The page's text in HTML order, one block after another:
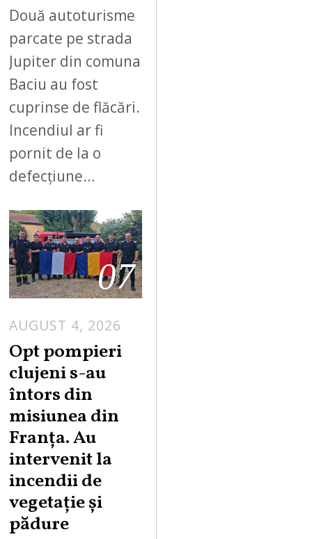
Două autoturisme
parcate pe strada
Jupiter din comuna
Baciu au fost
cuprinse de flăcări.
Incendiul ar fi
pornit de la o
defecțiune…
07
AUGUST 4, 2026
Opt pompieri
clujeni s-au
întors din
misiunea din
Franța. Au
intervenit la
incendii de
vegetație și
pădure